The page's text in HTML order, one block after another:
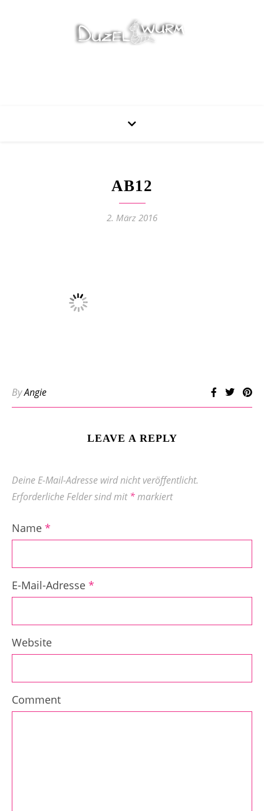
AB12
2. März 2016
ByAngie
LEAVE A REPLY
Deine E-Mail-Adresse wird nicht veröffentlicht.
Erforderliche Felder sind mit*markiert
Name *
E-Mail-Adresse *
Website
Comment